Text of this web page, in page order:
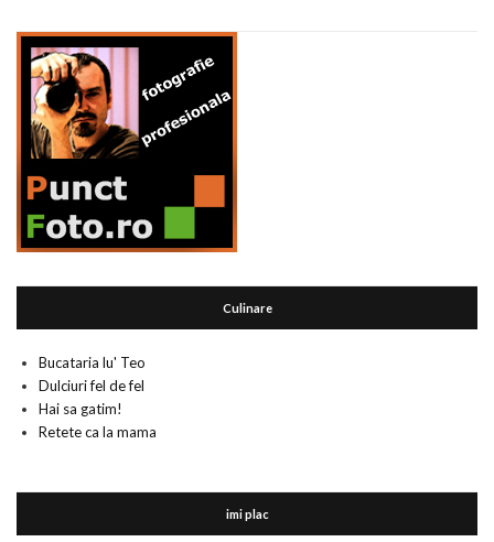
Culinare
Bucataria lu' Teo
Dulciuri fel de fel
Hai sa gatim!
Retete ca la mama
imi plac